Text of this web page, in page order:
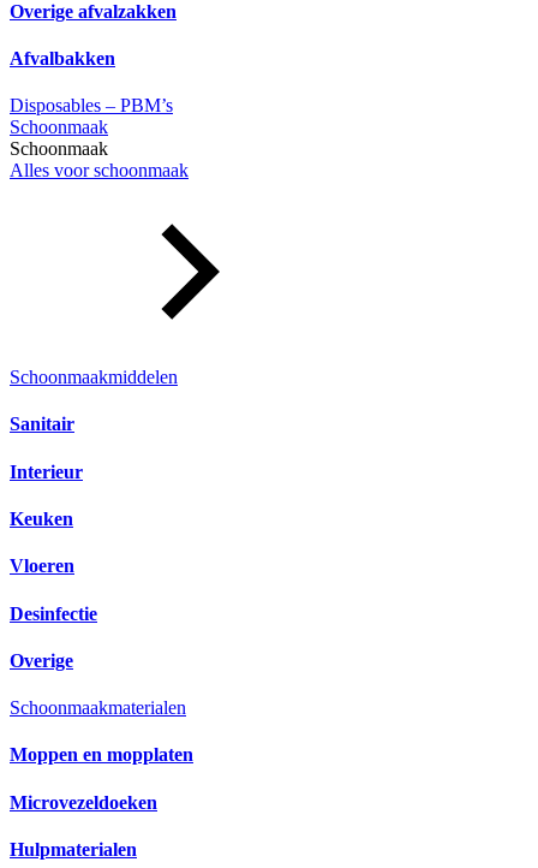
Overige afvalzakken
Afvalbakken
Disposables – PBM’s
Schoonmaak
Schoonmaak
Alles voor schoonmaak
Schoonmaakmiddelen
Sanitair
Interieur
Keuken
Vloeren
Desinfectie
Overige
Schoonmaakmaterialen
Moppen en mopplaten
Microvezeldoeken
Hulpmaterialen